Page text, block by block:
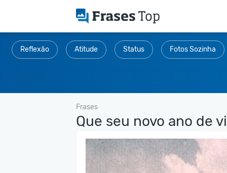
Reflexão Atitude Status Fotos Sozinha
Frases
Que seu novo ano de